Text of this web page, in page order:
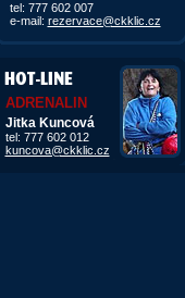
tel: 777 602 007
e-mail: rezervace@ckklic.cz
ADRENALIN
Jitka Kuncová
tel: 777 602 012
kuncova@ckklic.cz